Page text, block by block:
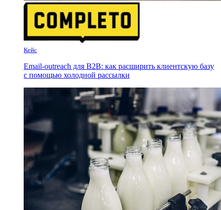
Кейс
Email-outreach для B2B: как расширить клиентскую базу
с помощью холодной рассылки